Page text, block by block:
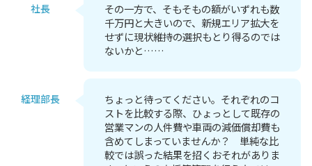
社長
その一方で、そもそもの額がいずれも数
千万円と大きいので、新規エリア拡大を
せずに現状維持の選択もとり得るのでは
ないかと……
経理部長
ちょっと待ってください。それぞれのコ
ストを比較する際、ひょっとして既存の
営業マンの人件費や車両の減価償却費も
含めてしまっていませんか？ 単純な比
較では誤った結果を招くおそれがありま